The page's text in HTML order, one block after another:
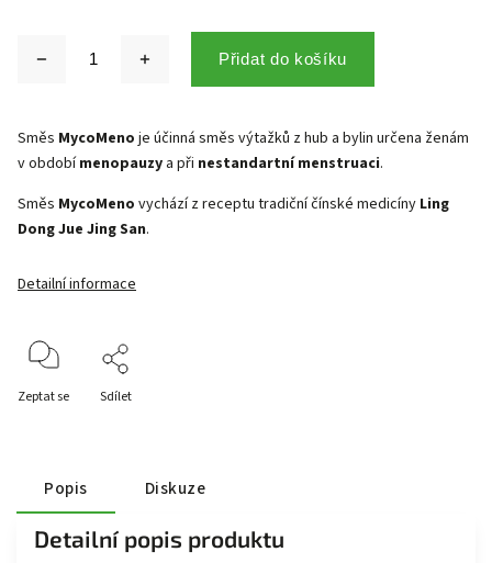
Přidat do košíku
Směs MycoMeno je účinná směs výtažků z hub a bylin určena ženám
v obdobímenopauzy a při nestandartní menstruaci.
Směs MycoMeno vychází z receptu tradiční čínské medicíny Ling
Dong Jue Jing San.
Detailní informace
Zeptat se Sdílet
Popis Diskuze
Detailní popis produktu